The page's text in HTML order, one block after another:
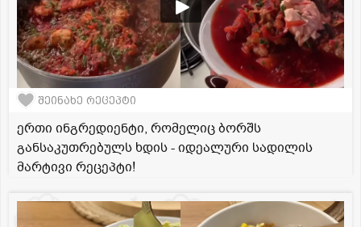
შეინახე რეცეპტი
ერთი ინგრედიენტი, რომელიც ბორშს
განსაკუთრებულს ხდის - იდეალური სადილის
მარტივი რეცეპტი!